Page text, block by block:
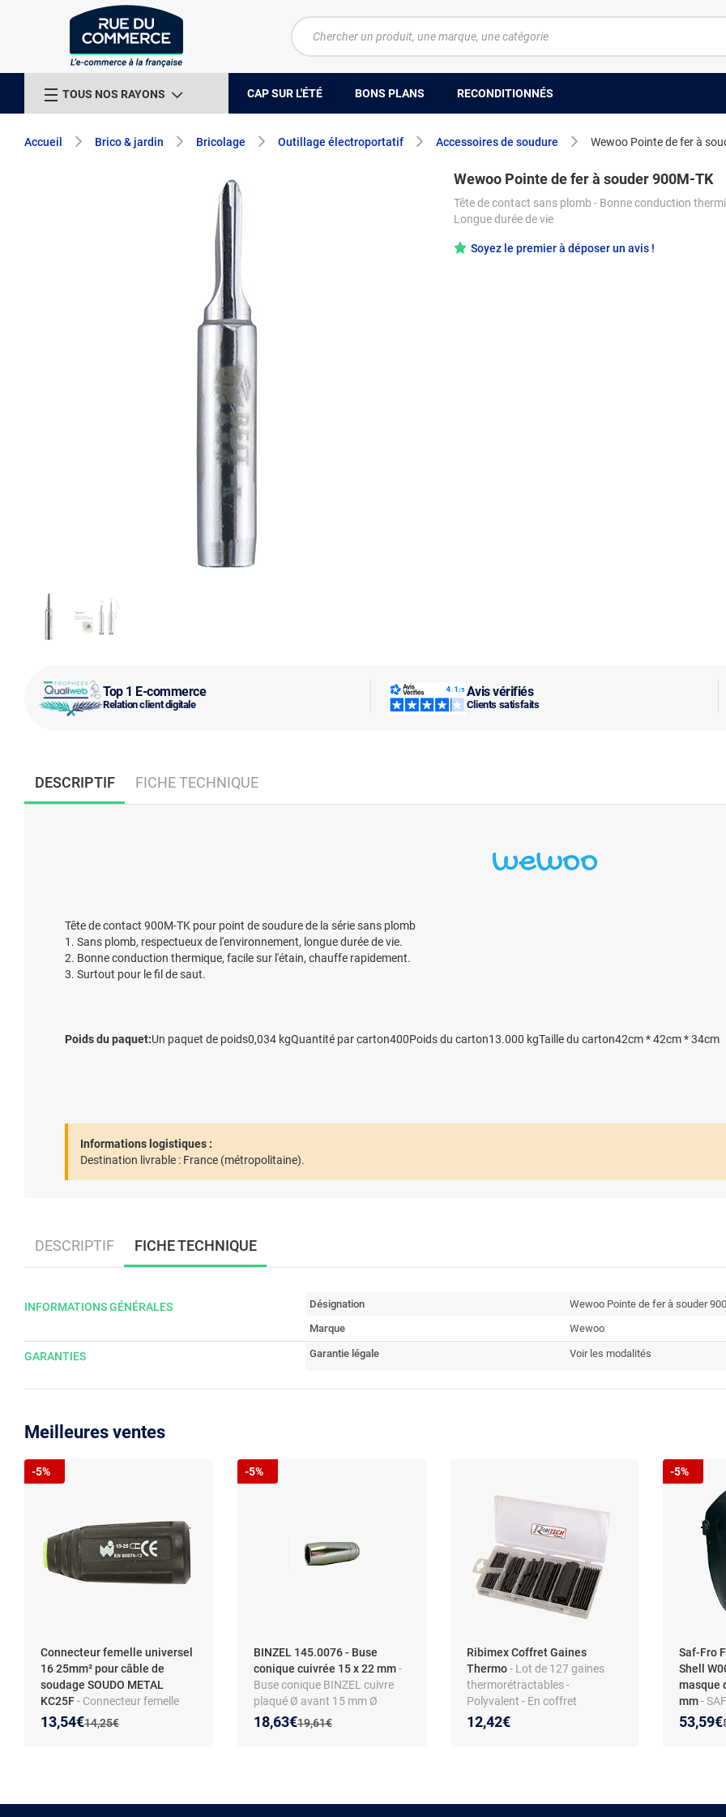
TOUS NOS RAYONS CAP SUR L'ÉTÉ BONS PLANS RECONDITIONNÉS
Accueil Brico & jardin Bricolage Outillage électroportatif Accessoires de soudure Wewoo Pointe de fer à
Top 1 E-commerce
Relation client digitale
Avis vérifiés
Clients satisfaits
Wewoo Pointe de fer à souder 900M-TK
Tête de contact sans plomb - Bonne conduction
Longue durée de vie
Soyez le premier à déposer un avis !
DESCRIPTIF FICHE TECHNIQUE
Tête de contact 900M-TK pour point de soudure de la série sans plomb
1. Sans plomb, respectueux de l'environnement, longue durée de vie.
2. Bonne conduction thermique, facile sur l'étain, chauffe rapidement.
3. Surtout pour le fil de saut.
Poids du paquet:Un paquet de poids0,034 kgQuantité par carton400Poids du carton13.000 kgTaille du carton42cm * 42cm * 34cm
Informations logistiques :
Destination livrable : France (métropolitaine).
DESCRIPTIF FICHE TECHNIQUE
INFORMATIONS GÉNÉRALES Désignation
Wewoo Pointe de fer à souder
Marque
Wewoo
GARANTIES Garantie légale Voir les modalités
Meilleures ventes
Connecteur femelle universel
16 25mm² pour câble de
soudage SOUDO METAL
KC25F- Connecteur femelle
universel 16-25 mm² pour
câble de soudage SOUDO
Ancien prix :
14,25€
Nouveau prix :
13,54€
Réduction de :
-5%
BINZEL 145.0076 - Buse
conique cuivrée 15 x 22 mm-
Buse conique BINZEL cuivre
plaqué Ø avant 15 mm Ø
arrière 22 mm L57 mm modèle
145.0076
Ancien prix :
19,61€
Nouveau prix :
18,63€
Réduction de :
-5%
Ribimex Coffret Gaines
Thermo- Lot de 127 gaines
thermorétractables -
Polyvalent - En coffret
12,42€
Saf-Fro
Shell
masque
mm-
masque
de verre
53,59€
-5%